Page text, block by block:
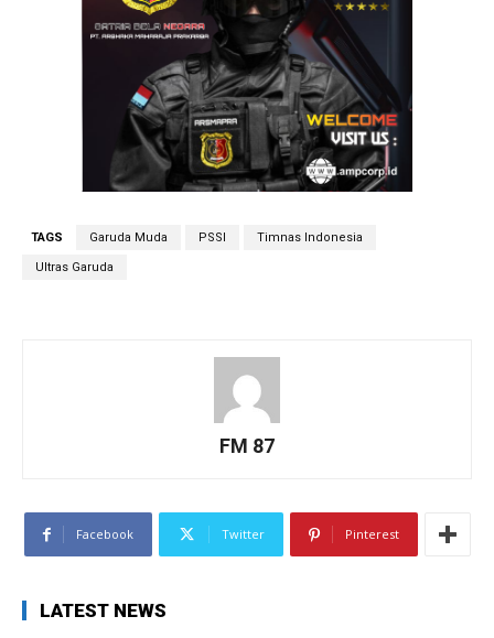
TAGS Garuda Muda PSSI Timnas Indonesia
Ultras Garuda
FM 87
Facebook Twitter Pinterest
LATEST NEWS